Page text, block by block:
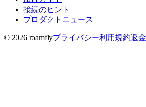
接続のヒント
プロダクトニュース
© 2026 roamflyプライバシー利用規約返金